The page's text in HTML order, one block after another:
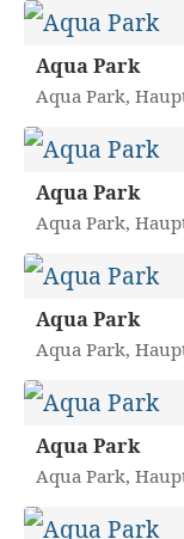
Aqua Park
Aqua Park,
Aqua Park
Aqua Park,
Aqua Park
Aqua Park,
Aqua Park
Aqua Park,